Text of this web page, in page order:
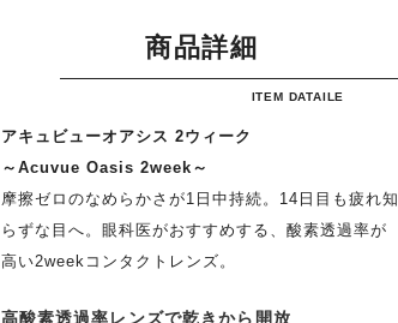
商品詳細
ITEM DATAILE
アキュビューオアシス 2ウィーク
～Acuvue Oasis 2week～
摩擦ゼロのなめらかさが1日中持続。14日目も疲れ知
らずな目へ。眼科医がおすすめする、酸素透過率が
高い2weekコンタクトレンズ。
高酸素透過率レンズで乾きから開放